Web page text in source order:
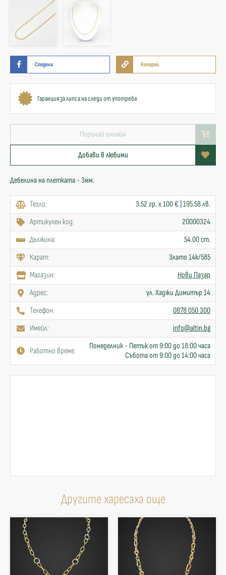
Сподели Копирай
Гаранция за липса на следи от употреба
Поръчай онлайн
Добави в любими
Дебелина на плетката - 3мм.
Тегло:
3.52 гр. x 100 € | 195.58 лв.
Артикулен код:
20000324
Дължина:
54.00 cm.
Карат:
Злато 14к/585
Mагазин:
Нови Пазар
Адрес:
ул. Хаджи Димитър 14
Телефон:
0878 050 300
Имейл:
info@altin.bg
Работно време:
Понеделник - Петък от 9:00 до 18:00 часа
Събота от 9:00 до 14:00 часа
Другите харесаха още